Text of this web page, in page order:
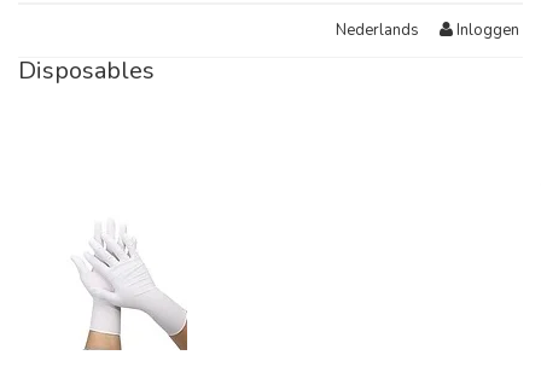
Nederlands Inloggen
Disposables